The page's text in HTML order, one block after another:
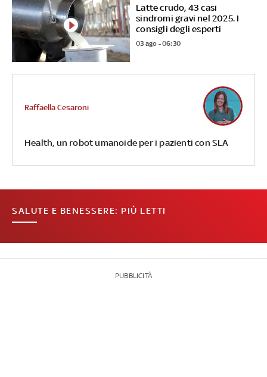
Latte crudo, 43 casi
sindromi gravi nel 2025. I
consigli degli esperti
03 ago - 06:30
Health, un robot umanoide per i pazienti con SLA
Raffaella Cesaroni
SALUTE E BENESSERE: PIÙ LETTI
PUBBLICITÀ